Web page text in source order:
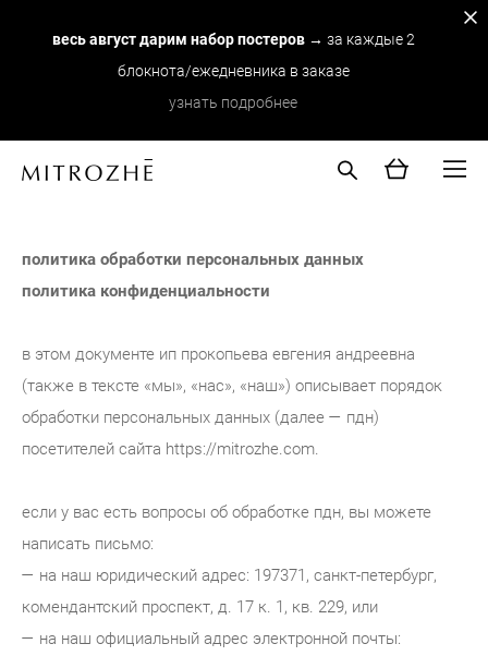
весь август дарим набор постеров→ за каждые 2
блокнота/ежедневника в заказе
узнать подробнее
политика обработки персональных данных
политика конфиденциальности
в этом документе ип прокопьева евгения андреевна
(также в тексте «мы», «нас», «наш») описывает порядок
обработки персональных данных (далее — пдн)
посетителей сайта https://mitrozhe.com.
если у вас есть вопросы об обработке пдн, вы можете
написать письмо:
— на наш юридический адрес: 197371, санкт-петербург,
комендантский проспект, д. 17 к. 1, кв. 229, или
— на наш официальный адрес электронной почты: